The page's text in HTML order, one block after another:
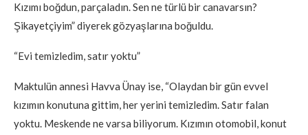
Kızımı boğdun, parçaladın. Sen ne türlü bir canavarsın?
Şikayetçiyim” diyerek gözyaşlarına boğuldu.
“Evi temizledim, satır yoktu”
Maktulün annesi Havva Ünay ise, “Olaydan bir gün evvel
kızımın konutuna gittim, her yerini temizledim. Satır falan
yoktu. Meskende ne varsa biliyorum. Kızımın otomobil, konut